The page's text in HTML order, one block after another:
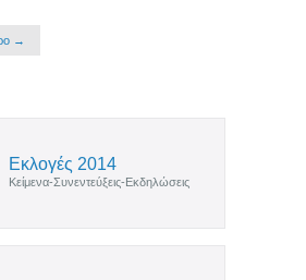
→
Εκλογές 2014
Κείμενα-Συνεντεύξεις-Εκδηλώσεις